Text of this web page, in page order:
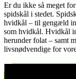
Er du ikke så meget
spidskål i stedet.
hvidkål – til gengæld
som hvidkål. Hvidkål
herunder folat – samt
livsnødvendige for